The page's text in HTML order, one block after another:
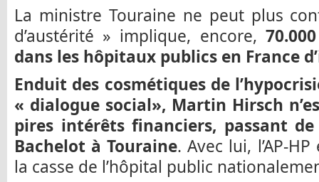
La ministre Touraine ne peut plus
d’austérité » implique, encore,
dans les hôpitaux publics en France
Enduit des cosmétiques de
« dialogue social», Martin Hirsch
pires intérêts financiers, passant
Bachelot à Touraine. Avec lui, l’AP-
la casse de l’hôpital public